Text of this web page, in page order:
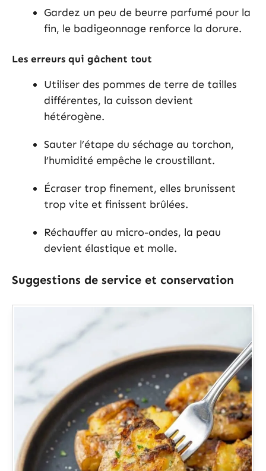
Gardez un peu de beurre parfumé pour la
fin, le badigeonnage renforce la dorure.
Les erreurs qui gâchent tout
Utiliser des pommes de terre de tailles
différentes, la cuisson devient
hétérogène.
Sauter l’étape du séchage au torchon,
l’humidité empêche le croustillant.
Écraser trop finement, elles brunissent
trop vite et finissent brûlées.
Réchauffer au micro-ondes, la peau
devient élastique et molle.
Suggestions de service et conservation